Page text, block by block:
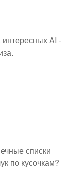
AI -
списки
по кусочкам?